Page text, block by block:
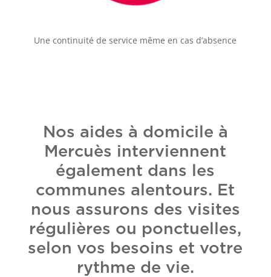
Une continuité de service même en cas d’absence
Nos aides à domicile à
Mercuès interviennent
également dans les
communes alentours. Et
nous assurons des visites
régulières ou ponctuelles,
selon vos besoins et votre
rythme de vie.